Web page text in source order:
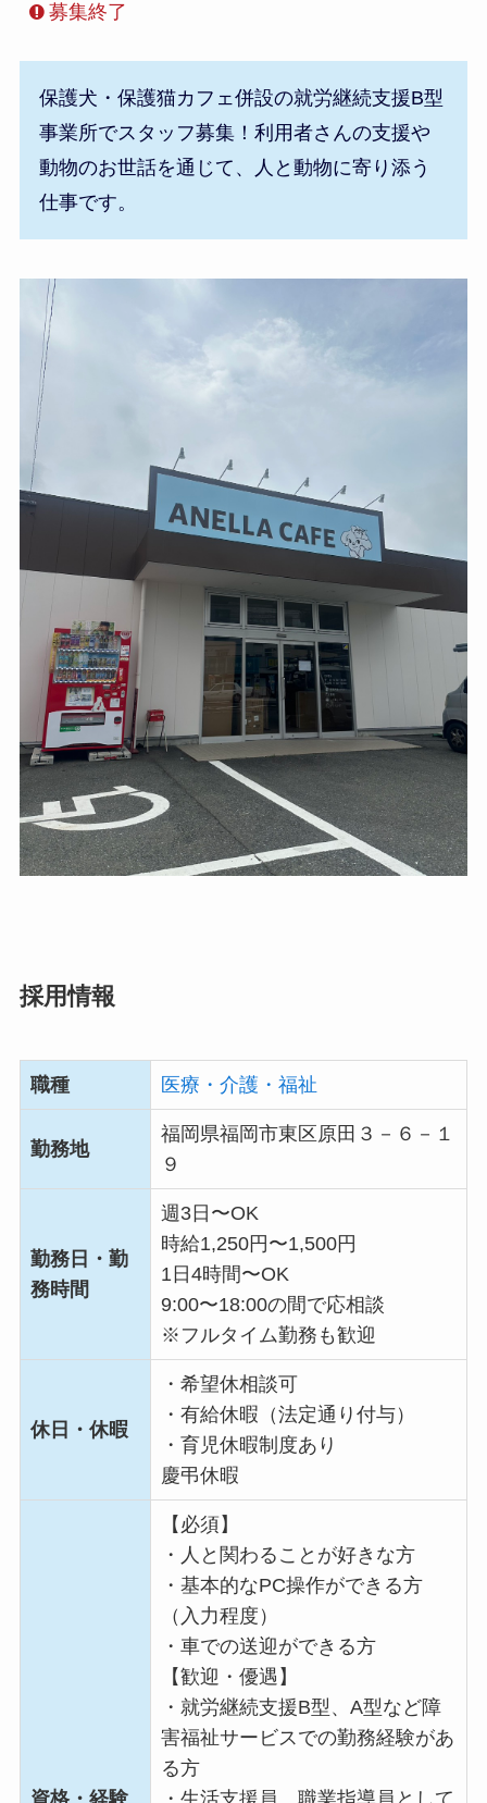
募集終了
保護犬・保護猫カフェ併設の就労継続支援B型
事業所でスタッフ募集！利用者さんの支援や
動物のお世話を通じて、人と動物に寄り添う
仕事です。
採用情報
職種 医療・介護・福祉
勤務地
福岡県福岡市東区原田３－６－１
９
勤務日・勤
務時間
週3日〜OK
時給1,250円〜1,500円
1日4時間〜OK
9:00〜18:00の間で応相談
※フルタイム勤務も歓迎
休日・休暇
・希望休相談可
・有給休暇（法定通り付与）
・育児休暇制度あり
慶弔休暇
【必須】
・人と関わることが好きな方
・基本的なPC操作ができる方
（入力程度）
・車での送迎ができる方
【歓迎・優遇】
・就労継続支援B型、A型など障
害福祉サービスでの勤務経験があ
る方